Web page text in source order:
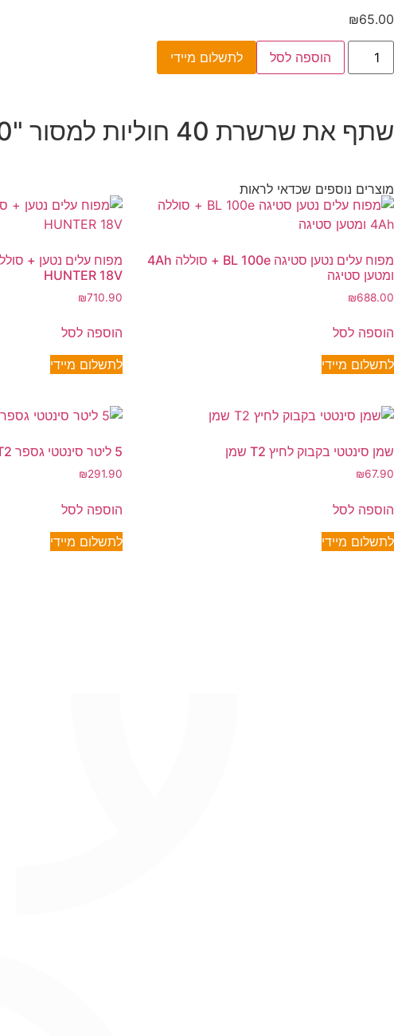
₪65.00
הוספה לסל לתשלום מיידי
שתף את שרשרת 40 חוליות למסור "10 24V
מוצרים נוספים שכדאי לראות
מפוח עלים נטען סטיגה BL 100e + סוללה 4Ah
ומטען סטיגה
₪688.00
הוספה לסל
לתשלום מיידי
HUNTER 18V
₪710.90
הוספה לסל
לתשלום מיידי
שמן סינטטי בקבוק לחיץ T2 שמן
₪67.90
הוספה לסל
לתשלום מיידי
5 ליטר סינטטי גספר T2 שמן
₪291.90
הוספה לסל
לתשלום מיידי